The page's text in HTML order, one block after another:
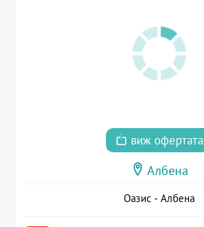
виж офертата
Албена
Оазис - Албена